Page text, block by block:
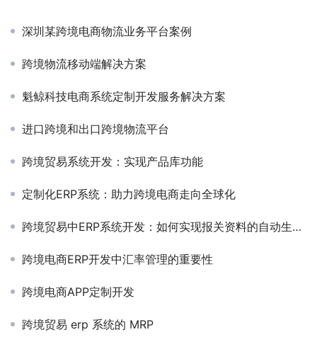
深圳某跨境电商物流业务平台案例
跨境物流移动端解决方案
魁鲸科技电商系统定制开发服务解决方案
进口跨境和出口跨境物流平台
跨境贸易系统开发：实现产品库功能
定制化ERP系统：助力跨境电商走向全球化
跨境贸易中ERP系统开发：如何实现报关资料的自动生成与高效管理
跨境电商ERP开发中汇率管理的重要性
跨境电商APP定制开发
跨境贸易 erp 系统的 MRP